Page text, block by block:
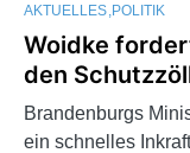
AKTUELLES POLITIK
Woidke
den
Brandenburgs
ein schnelles